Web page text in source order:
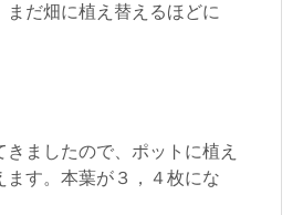
だ畑に植え替えるほどに
ましたので、ポットに植え
す。本葉が３，４枚にな